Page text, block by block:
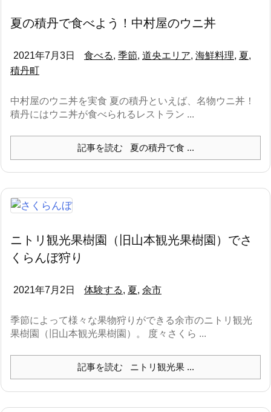
夏の積丹で食べよう！中村屋のウニ丼
2021年7月3日 食べる, 季節, 道央エリア, 海鮮料理, 夏,
積丹町
中村屋のウニ丼を実食 夏の積丹といえば、名物ウニ丼！
積丹にはウニ丼が食べられるレストラン ...
記事を読む 夏の積丹で食 ...
ニトリ観光果樹園（旧山本観光果樹園）でさ
くらんぼ狩り
2021年7月2日 体験する, 夏, 余市
季節によって様々な果物狩りができる余市のニトリ観光
果樹園（旧山本観光果樹園）。 度々さくら ...
記事を読む ニトリ観光果 ...